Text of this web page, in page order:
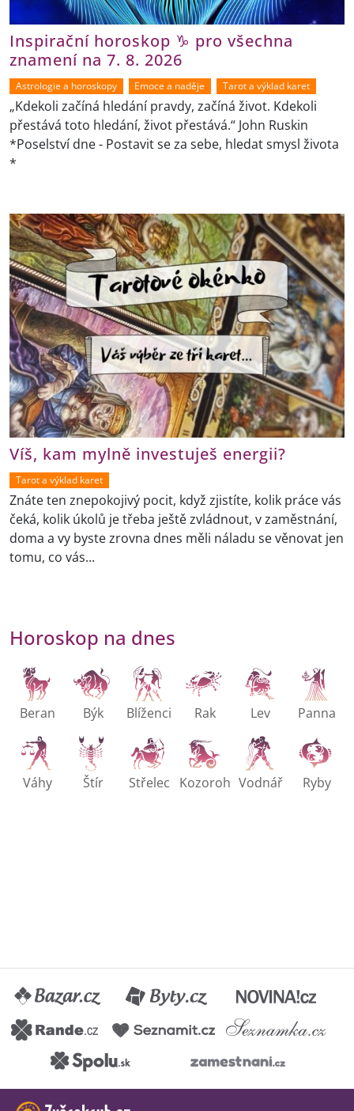
Inspirační horoskop ♑ pro všechna
znamení na 7. 8. 2026
Astrologie a horoskopy Emoce a naděje Tarot a výklad karet
„Kdekoli začíná hledání pravdy, začíná život. Kdekoli
přestává toto hledání, život přestává.“ John Ruskin
*Poselství dne - Postavit se za sebe, hledat smysl života
*
Víš, kam mylně investuješ energii?
Tarot a výklad karet
Znáte ten znepokojivý pocit, když zjistíte, kolik práce vás
čeká, kolik úkolů je třeba ještě zvládnout, v zaměstnání,
doma a vy byste zrovna dnes měli náladu se věnovat jen
tomu, co vás...
Horoskop na dnes
Beran Býk Blíženci Rak Lev Panna
Váhy Štír Střelec Kozoroh Vodnář Ryby